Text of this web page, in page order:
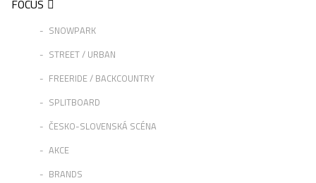
FOCUS
SNOWPARK
STREET / URBAN
FREERIDE / BACKCOUNTRY
SPLITBOARD
ČESKO-SLOVENSKÁ SCÉNA
AKCE
BRANDS